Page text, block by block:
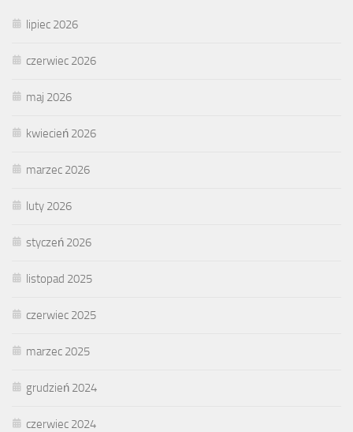
lipiec 2026
czerwiec 2026
maj 2026
kwiecień 2026
marzec 2026
luty 2026
styczeń 2026
listopad 2025
czerwiec 2025
marzec 2025
grudzień 2024
czerwiec 2024